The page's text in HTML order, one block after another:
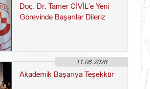
Doç. Dr. Tamer CİVİL’e Yeni
Görevinde Başarılar Dileriz
11.06.2026
Akademik Başarıya Teşekkür